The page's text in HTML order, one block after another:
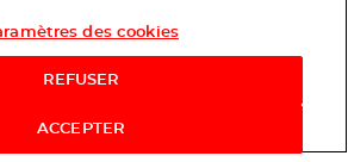
des cookies
REFUSER
ACCEPTER